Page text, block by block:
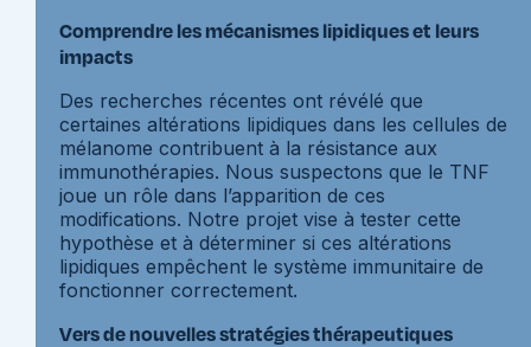
Comprendre les mécanismes lipidiques et leurs
impacts
Des recherches récentes ont révélé que
certaines altérations lipidiques dans les cellules de
mélanome contribuent à la résistance aux
immunothérapies. Nous suspectons que le TNF
joue un rôle dans l’apparition de ces
modifications. Notre projet vise à tester cette
hypothèse et à déterminer si ces altérations
lipidiques empêchent le système immunitaire de
fonctionner correctement.
Vers de nouvelles stratégies thérapeutiques